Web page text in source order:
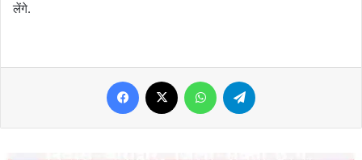
लेंगे.
Facebook WhatsApp